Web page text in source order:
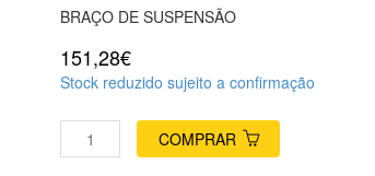
BRAÇO DE SUSPENSÃO
151,28€
Stock reduzido sujeito a confirmação
COMPRAR